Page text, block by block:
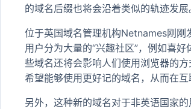
的域名后缀也将会沿着类似的轨迹发展
位于英国域名管理机构Netnames刚
用户分为大量的“兴趣社区”，例如喜
些域名还将会影响人们使用浏览器的
希望能够使用更好记的域名，从而在
另外，这种新的域名对于非英语国家